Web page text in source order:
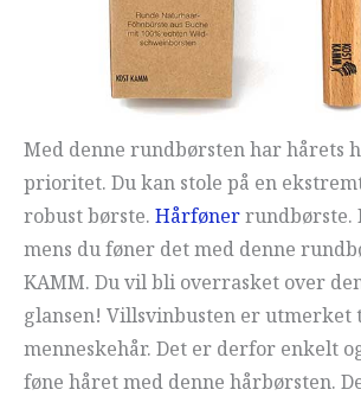
Med denne rundbørsten har hårets
prioritet. Du kan stole på en
robust børste. Hårfønerrundbørste.
mens du føner det med denne
KAMM. Du vil bli overrasket over
glansen! Villsvinbusten er utmerket
menneskehår. Det er derfor enkelt
føne håret med denne hårbørsten.